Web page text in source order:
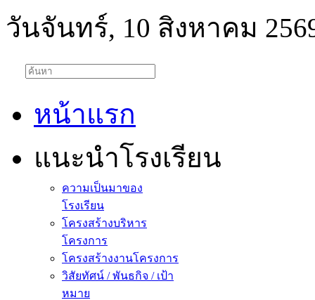
วันจันทร์, 10 สิงหาคม
หน้าแรก
แนะนำโรงเรียน
ความเป็นมาของ
โรงเรียน
โครงสร้างบริหาร
โครงการ
โครงสร้างงานโครงการ
วิสัยทัศน์ / พันธกิจ / เป้า
หมาย